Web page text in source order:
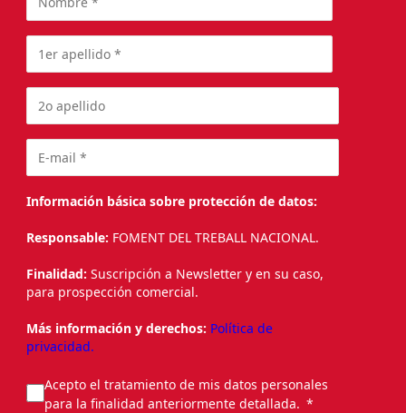
Información básica sobre protección de datos:
Responsable: FOMENT DEL TREBALL NACIONAL.
Finalidad: Suscripción a Newsletter y en su caso,
para prospección comercial.
Más información y derechos: Política de
privacidad.
Acepto el tratamiento de mis datos personales
para la finalidad anteriormente detallada.